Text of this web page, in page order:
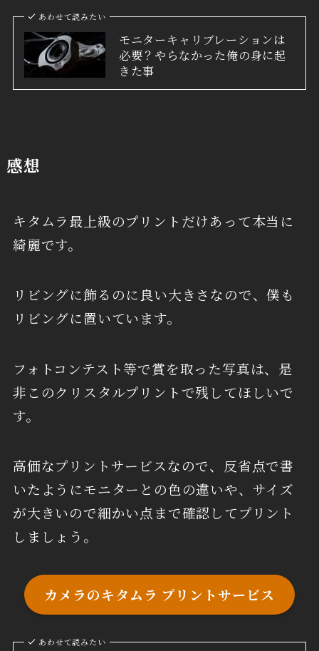
あわせて読みたい
モニターキャリブレーションは
必要？やらなかった俺の身に起
きた事
感想
キタムラ最上級のプリントだけあって本当に
綺麗です。
リビングに飾るのに良い大きさなので、僕も
リビングに置いています。
フォトコンテスト等で賞を取った写真は、是
非このクリスタルプリントで残してほしいで
す。
高価なプリントサービスなので、反省点で書
いたようにモニターとの色の違いや、サイズ
が大きいので細かい点まで確認してプリント
しましょう。
カメラのキタムラ プリントサービス
あわせて読みたい